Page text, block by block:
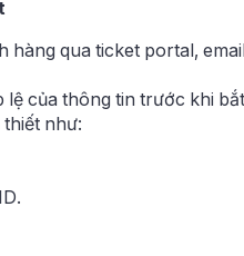
hàng qua ticket portal,
lệ của thông tin trước khi
như: